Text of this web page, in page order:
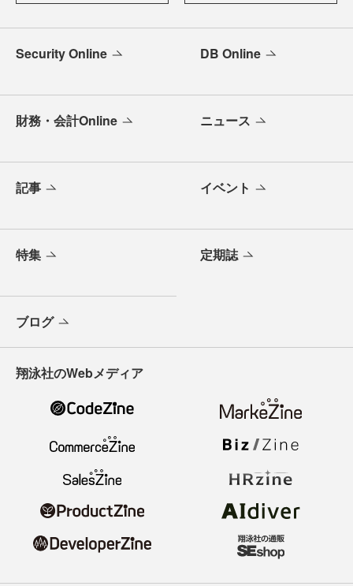
Security Online DB Online
財務・会計Online ニュース
記事 イベント
特集 定期誌
ブログ
翔泳社のWebメディア